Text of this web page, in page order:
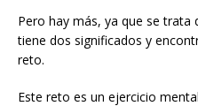
Pero hay más, ya que se
tiene dos significados y
reto.
Este reto es un ejercicio